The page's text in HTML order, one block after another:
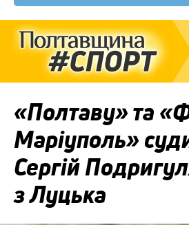
«Полтаву» та
Маріуполь»
Сергій
з Луцька